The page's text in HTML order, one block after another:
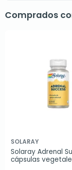
Comprados
SOLARAY
Solaray Adrenal
cápsulas